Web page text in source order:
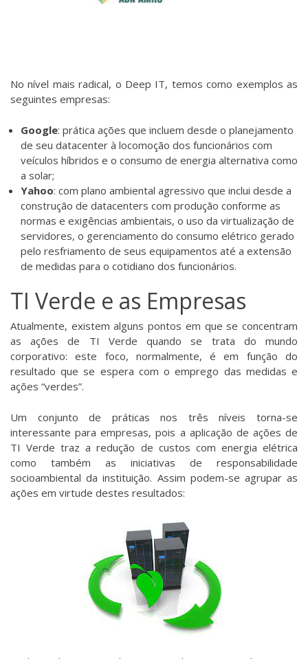
No nível mais radical, o Deep IT, temos como exemplos as
seguintes empresas:
Google: prática ações que incluem desde o planejamento
de seu datacenter à locomoção dos funcionários com
veículos híbridos e o consumo de energia alternativa como
a solar;
Yahoo: com plano ambiental agressivo que inclui desde a
construção de datacenters com produção conforme as
normas e exigências ambientais, o uso da virtualização de
servidores, o gerenciamento do consumo elétrico gerado
pelo resfriamento de seus equipamentos até a extensão
de medidas para o cotidiano dos funcionários.
TI Verde e as Empresas
Atualmente, existem alguns pontos em que se concentram
as ações de TI Verde quando se trata do mundo
corporativo: este foco, normalmente, é em função do
resultado que se espera com o emprego das medidas e
ações “verdes”.
Um conjunto de práticas nos três níveis torna-se
interessante para empresas, pois a aplicação de ações de
TI Verde traz a redução de custos com energia elétrica
como também as iniciativas de responsabilidade
socioambiental da instituição. Assim podem-se agrupar as
ações em virtude destes resultados: